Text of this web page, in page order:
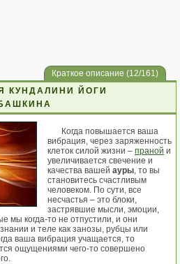
Краткое описание (12/161)
КУНДАЛИНИ ЙОГИ
Когда повышается ваша
вибрация, через заряженность
клеток силой жизни – праной и
увеличивается свечение и
качества вашей ауры, то вы
становитесь счастливым
человеком. По сути, все
несчастья – это блоки,
застрявшие мысли, эмоции,
мы когда-то не отпустили, и они
и теле как занозы, рубцы или
ваша вибрация учащается, то
ощущениями чего-то совершено